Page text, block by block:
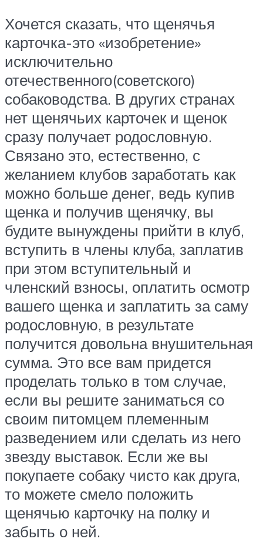
Хочется сказать, что щенячья
карточка-это «изобретение»
исключительно
отечественного(советского)
собаководства. В других странах
нет щенячьих карточек и щенок
сразу получает родословную.
Связано это, естественно, с
желанием клубов заработать как
можно больше денег, ведь купив
щенка и получив щенячку, вы
будите вынуждены прийти в клуб,
вступить в члены клуба, заплатив
при этом вступительный и
членский взносы, оплатить осмотр
вашего щенка и заплатить за саму
родословную, в результате
получится довольна внушительная
сумма. Это все вам придется
проделать только в том случае,
если вы решите заниматься со
своим питомцем племенным
разведением или сделать из него
звезду выставок. Если же вы
покупаете собаку чисто как друга,
то можете смело положить
щенячью карточку на полку и
забыть о ней.